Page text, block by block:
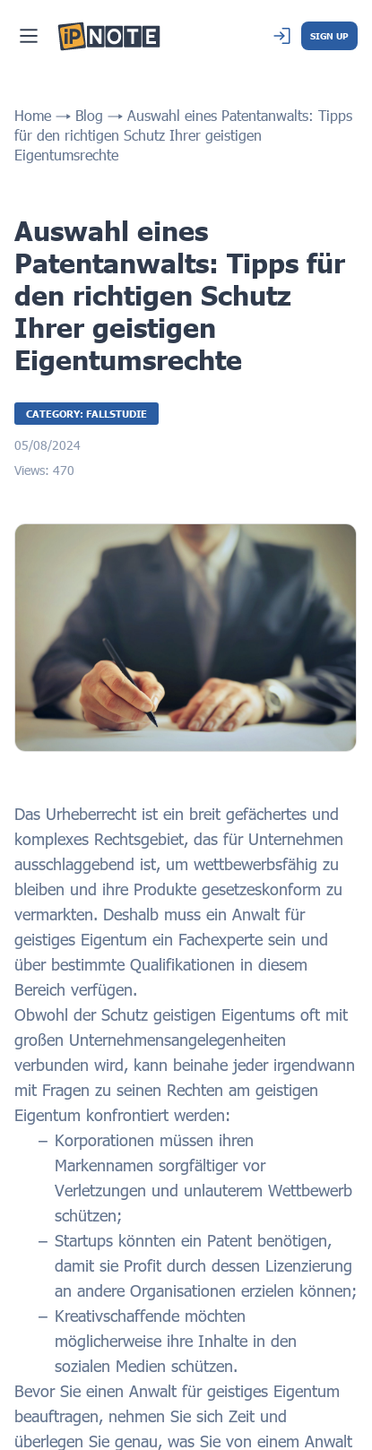
SIGN UP
Home Blog
Auswahl eines Patentanwalts: Tipps
für den richtigen Schutz Ihrer geistigen
Eigentumsrechte
Auswahl eines
Patentanwalts: Tipps für
den richtigen Schutz
Ihrer geistigen
Eigentumsrechte
CATEGORY: FALLSTUDIE
05/08/2024
Views: 470
Das Urheberrecht ist ein breit gefächertes und
komplexes Rechtsgebiet, das für Unternehmen
ausschlaggebend ist, um wettbewerbsfähig zu
bleiben und ihre Produkte gesetzeskonform zu
vermarkten. Deshalb muss ein Anwalt für
geistiges Eigentum ein Fachexperte sein und
über bestimmte Qualifikationen in diesem
Bereich verfügen.
Obwohl der Schutz geistigen Eigentums oft mit
großen Unternehmensangelegenheiten
verbunden wird, kann beinahe jeder irgendwann
mit Fragen zu seinen Rechten am geistigen
Eigentum konfrontiert werden:
Korporationen müssen ihren
Markennamen sorgfältiger vor
Verletzungen und unlauterem Wettbewerb
schützen;
Startups könnten ein Patent benötigen,
damit sie Profit durch dessen Lizenzierung
an andere Organisationen erzielen können;
Kreativschaffende möchten
möglicherweise ihre Inhalte in den
sozialen Medien schützen.
Bevor Sie einen Anwalt für geistiges Eigentum
beauftragen, nehmen Sie sich Zeit und
überlegen Sie genau, was Sie von einem Anwalt